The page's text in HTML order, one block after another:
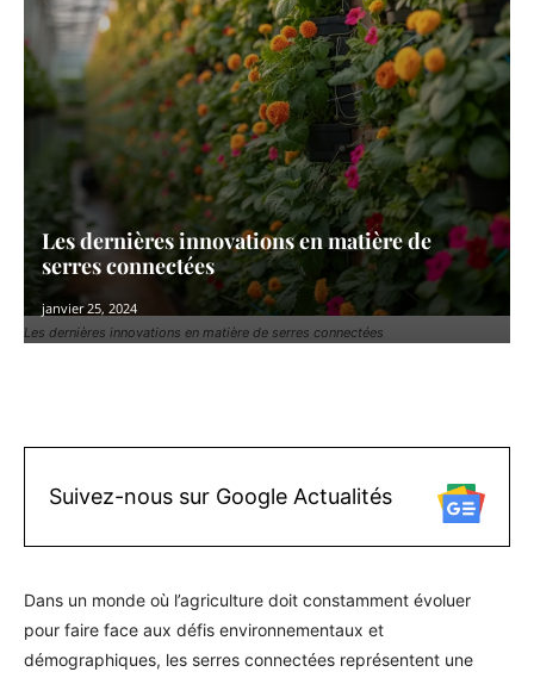
Les dernières innovations en matière de serres connectées
Les dernières innovations en matière de
serres connectées
janvier 25, 2024
Suivez-nous sur Google Actualités
Dans un monde où l’agriculture doit constamment évoluer
pour faire face aux défis environnementaux et
démographiques, les serres connectées représentent une